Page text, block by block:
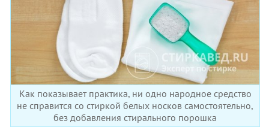
Как показывает практика, ни одно народное средство
не справится со стиркой белых носков самостоятельно,
без добавления стирального порошка